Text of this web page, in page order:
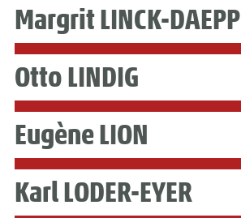
Margrit LINCK-DAEPP
Otto LINDIG
Eugène LION
Karl LODER-EYER